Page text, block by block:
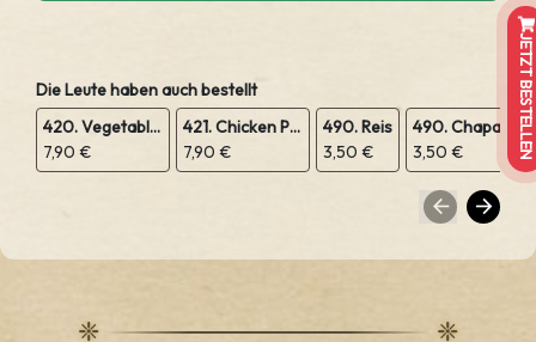
Die Leute haben auch bestellt
420. Vegetable Pakora
7,90 €
421. Chicken Pakora
7,90 €
490. Reis
3,50 €
490. Chapatis
3,50 €
JETZT BESTELLEN